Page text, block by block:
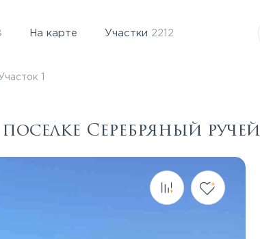
На карте Участки 2212
Участок 1
Серебряный ручей